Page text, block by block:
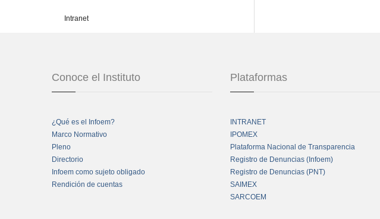
Intranet
Conoce el Instituto
¿Qué es el Infoem?
Marco Normativo
Pleno
Directorio
Infoem como sujeto obligado
Rendición de cuentas
Plataformas
INTRANET
IPOMEX
Plataforma Nacional de Transparencia
Registro de Denuncias (Infoem)
Registro de Denuncias (PNT)
SAIMEX
SARCOEM